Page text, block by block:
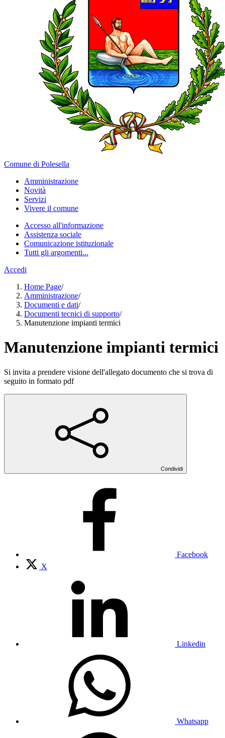
Comune di Polesella
Amministrazione
Novità
Servizi
Vivere il comune
Accesso all'informazione
Assistenza sociale
Comunicazione istituzionale
Tutti gli argomenti...
Accedi
Home Page/
Amministrazione/
Documenti e dati/
Documenti tecnici di supporto/
Manutenzione impianti termici
Manutenzione impianti termici
Si invita a prendere visione dell'allegato documento che si trova di
seguito in formato pdf
Condividi
Facebook
X
Linkedin
Whatsapp